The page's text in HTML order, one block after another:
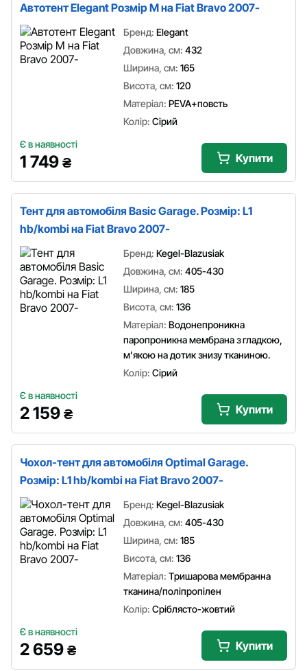
Автотент Elegant Розмір M на Fiat Bravo 2007-
Бренд: Elegant
Довжина, см: 432
Ширина, см: 165
Висота, см: 120
Матеріал: PEVA+повсть
Колір: Сірий
Є в наявності
1 749 ₴ Купити
Тент для автомобіля Basic Garage. Розмір: L1
hb/kombi на Fiat Bravo 2007-
Бренд: Kegel-Blazusiak
Довжина, см: 405-430
Ширина, см: 185
Висота, см: 136
Матеріал: Водонепроникна
паропроникна мембрана з гладкою,
м'якою на дотик знизу тканиною.
Колір: Сірий
Є в наявності
2 159 ₴ Купити
Чохол-тент для автомобіля Optimal Garage.
Розмір: L1 hb/kombi на Fiat Bravo 2007-
Бренд: Kegel-Blazusiak
Довжина, см: 405-430
Ширина, см: 185
Висота, см: 136
Матеріал: Тришарова мембранна
тканина/поліпропілен
Колір: Сріблясто-жовтий
Є в наявності
2 659 ₴ Купити